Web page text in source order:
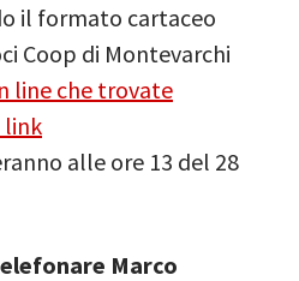
il formato cartaceo
Coop di Montevarchi
line che trovate
link
alle ore 13 del 28
Marco